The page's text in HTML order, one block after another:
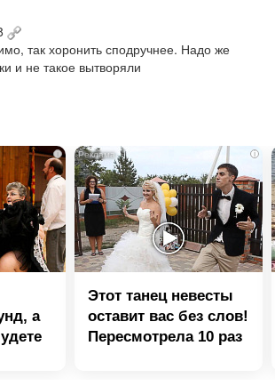
так хоронить сподручнее. Надо же
и не такое вытворяли
i
а
i
Этот танец невесты
оставит вас без слов!
Пересмотрела 10 раз